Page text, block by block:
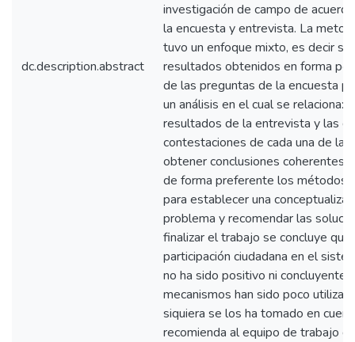
dc.description.abstract
investigación de campo de
la encuesta y entrevista. La
tuvo un enfoque mixto, es decir
resultados obtenidos en forma
de las preguntas de la encuesta
un análisis en el cual se relaciona:
resultados de la entrevista y las
contestaciones de cada una de
obtener conclusiones coherentes;
de forma preferente los métodos
para establecer una
problema y recomendar las
finalizar el trabajo se concluye que
participación ciudadana en el
no ha sido positivo ni concluyente,
mecanismos han sido poco
siquiera se los ha tomado en
recomienda al equipo de trabajo